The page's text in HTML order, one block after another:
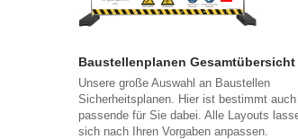
Baustellenplanen Gesamtübersicht
Unsere große Auswahl an Baustellen
Sicherheitsplanen. Hier ist bestimmt auch
passende für Sie dabei. Alle Layouts
sich nach Ihren Vorgaben anpassen.